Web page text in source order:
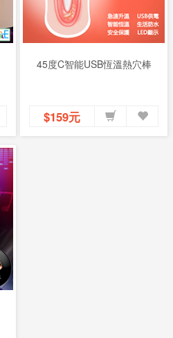
45度C智能USB恆溫熱穴棒
$159元